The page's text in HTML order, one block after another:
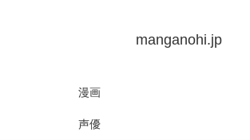
manganohi.jp
漫画
声優